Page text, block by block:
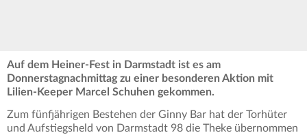
Auf dem Heiner-Fest in Darmstadt ist es am
Donnerstagnachmittag zu einer besonderen Aktion mit
Lilien-Keeper Marcel Schuhen gekommen.
Zum fünfjährigen Bestehen der Ginny Bar hat der Torhüter
und Aufstiegsheld von Darmstadt 98 die Theke übernommen